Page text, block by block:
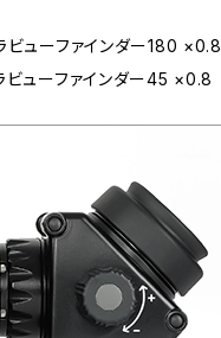
ューファインダー180 ×0.8
ューファインダー45 ×0.8